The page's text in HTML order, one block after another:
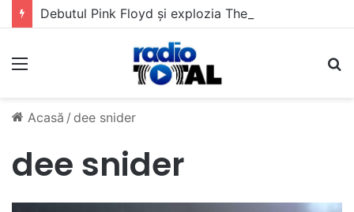
Debutul Pink Floyd și explozia The Kinks
Meniu
Acasă / dee snider
dee snider